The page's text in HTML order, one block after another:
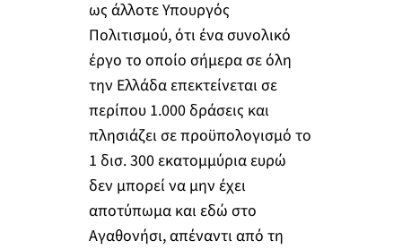
ως άλλοτε Υπουργός
Πολιτισμού, ότι ένα συνολικό
έργο το οποίο σήμερα σε όλη
την Ελλάδα επεκτείνεται σε
περίπου 1.000 δράσεις και
πλησιάζει σε προϋπολογισμό το
1 δισ. 300 εκατομμύρια ευρώ
δεν μπορεί να μην έχει
αποτύπωμα και εδώ στο
Αγαθονήσι, απέναντι από τη